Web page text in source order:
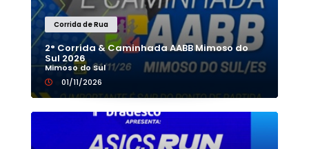
Corrida de Rua
2° Corrida & Caminhada AABB Mimoso do
Sul 2026
Mimoso do Sul
01/11/2026